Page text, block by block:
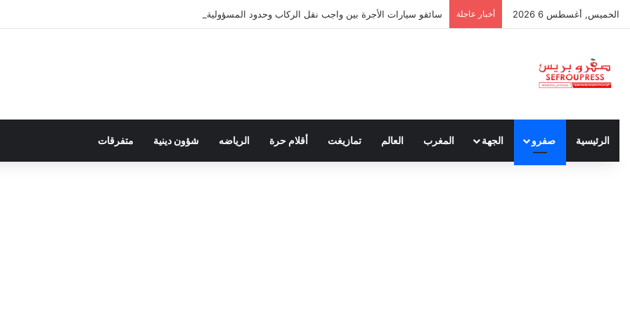
الخميس, أغسطس 6 2026 أخبار عاجلة سائقو سيارات الأجرة بين واجب نقل الركاب وحدود المسؤولية القانونية
الرئيسية صفرو الجهة المغرب العالم تمازيغت أقلام حرة الرياضه شؤون دينية متفرقات